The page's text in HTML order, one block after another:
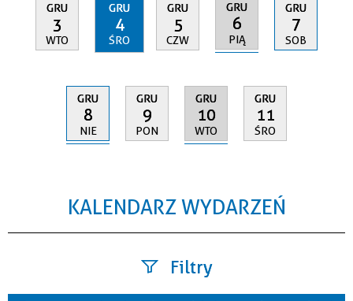
GRU
3
WTO
GRU
4
ŚRO
GRU
5
CZW
GRU
6
PIĄ
GRU
7
SOB
GRU
8
NIE
GRU
9
PON
GRU
10
WTO
GRU
11
ŚRO
KALENDARZ WYDARZEŃ
Filtry